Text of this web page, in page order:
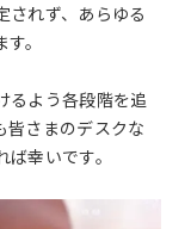
されず、あらゆる
。
るよう各段階を追
皆さまのデスクな
幸いです。